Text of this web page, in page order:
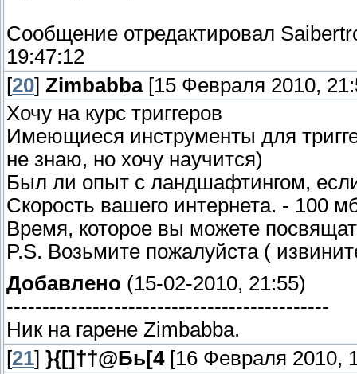
Сообщение отредактировал
19:47:12
[20] Zimbabba[15 Февраля 2010,
Хочу на курс триггеров
Имеющиеся инструменты для
не знаю, но хочу научится)
Был ли опыт с ландшафтингом,
Скорость вашего интернета. - 100
Время, которое вы можете
P.S. Возьмите пожалуйста (
Добавлено (15-02-2010, 21:55)
---------------------------------------------
Ник на гарене Zimbabba.
[21] }{[]††@Бь[4[16 Февраля 2010,